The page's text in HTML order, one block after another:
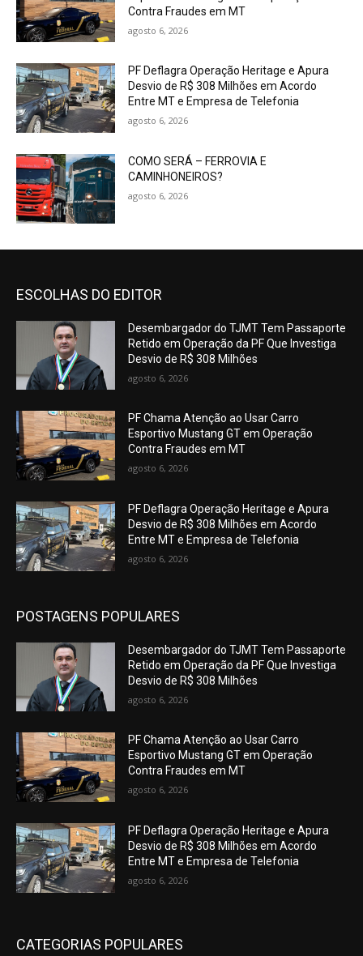
Contra Fraudes em MT
agosto 6, 2026
PF Deflagra Operação Heritage e Apura
Desvio de R$ 308 Milhões em Acordo
Entre MT e Empresa de Telefonia
agosto 6, 2026
COMO SERÁ – FERROVIA E
CAMINHONEIROS?
agosto 6, 2026
ESCOLHAS DO EDITOR
Desembargador do TJMT Tem Passaporte
Retido em Operação da PF Que Investiga
Desvio de R$ 308 Milhões
agosto 6, 2026
PF Chama Atenção ao Usar Carro
Esportivo Mustang GT em Operação
Contra Fraudes em MT
agosto 6, 2026
PF Deflagra Operação Heritage e Apura
Desvio de R$ 308 Milhões em Acordo
Entre MT e Empresa de Telefonia
agosto 6, 2026
POSTAGENS POPULARES
Desembargador do TJMT Tem Passaporte
Retido em Operação da PF Que Investiga
Desvio de R$ 308 Milhões
agosto 6, 2026
PF Chama Atenção ao Usar Carro
Esportivo Mustang GT em Operação
Contra Fraudes em MT
agosto 6, 2026
PF Deflagra Operação Heritage e Apura
Desvio de R$ 308 Milhões em Acordo
Entre MT e Empresa de Telefonia
agosto 6, 2026
CATEGORIAS POPULARES